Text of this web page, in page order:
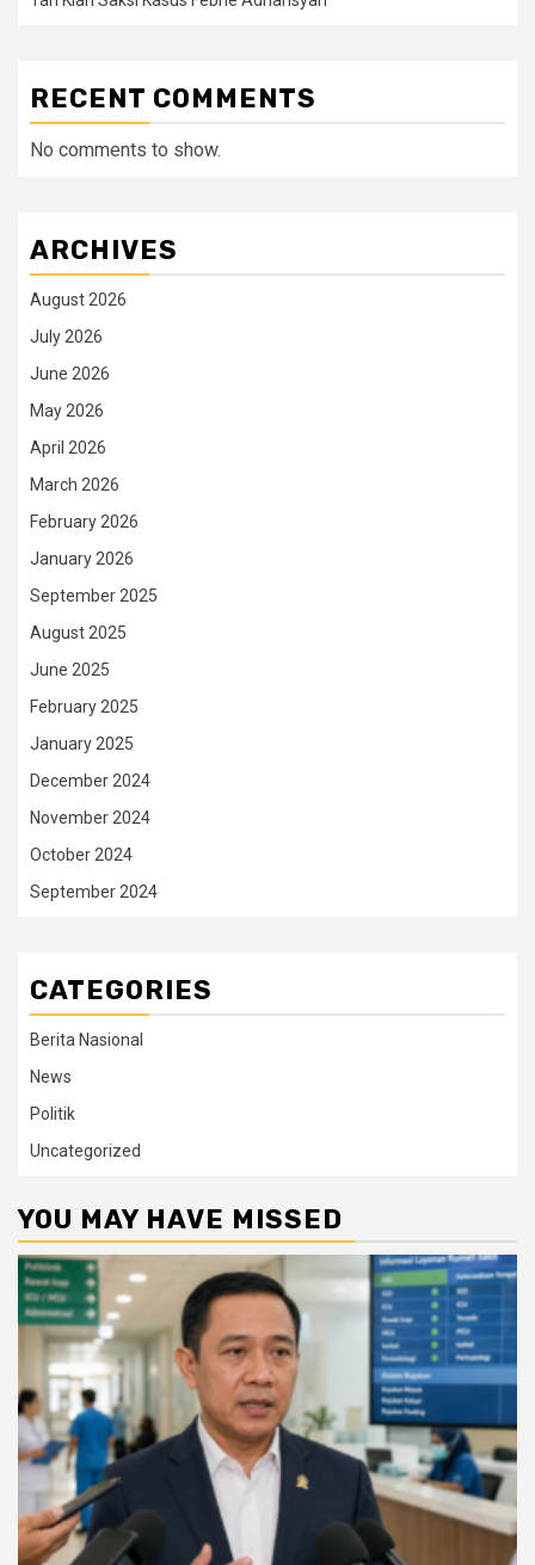
RECENT COMMENTS
No comments to show.
ARCHIVES
August 2026
July 2026
June 2026
May 2026
April 2026
March 2026
February 2026
January 2026
September 2025
August 2025
June 2025
February 2025
January 2025
December 2024
November 2024
October 2024
September 2024
CATEGORIES
Berita Nasional
News
Politik
Uncategorized
YOU MAY HAVE MISSED